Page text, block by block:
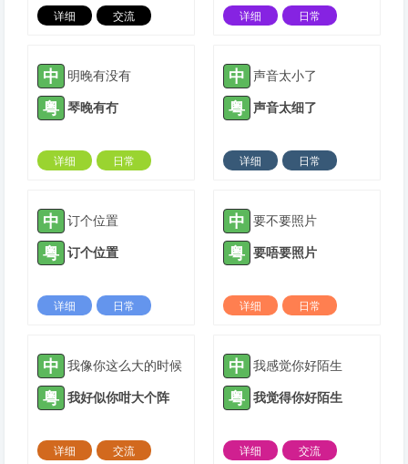
详细
交流
详细
日常
中 明晚有没有
粤 琴晚有冇
详细
日常
中 声音太小了
粤 声音太细了
详细
日常
中 订个位置
粤 订个位置
详细
日常
中 要不要照片
粤 要唔要照片
详细
日常
中 我像你这么大的时候
粤 我好似你咁大个阵
详细
交流
中 我感觉你好陌生
粤 我觉得你好陌生
详细
交流